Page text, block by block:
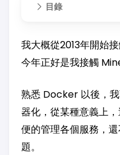
目錄
我大概從2013年開始
今年正好是我接觸
熟悉 Docker 以後，
器化，從某種意義上
便的管理各個服務，
題。